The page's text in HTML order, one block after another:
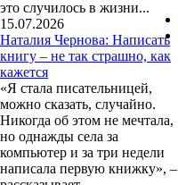
это случилось в жизни...
15.07.2026
Наталия Чернова: Написать
книгу – не так страшно, как
кажется
«Я стала писательницей,
можно сказать, случайно.
Никогда об этом не мечтала,
но однажды села за
компьютер и за три недели
написала первую книжку», –